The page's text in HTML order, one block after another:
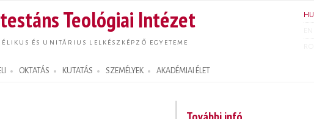
tartalomra
Teológiai Intézet
ÉS UNITÁRIUS LELKÉSZKÉPZŐ EGYETEME
HU
OKTATÁS KUTATÁS SZEMÉLYEK AKADÉMIAI ÉLET